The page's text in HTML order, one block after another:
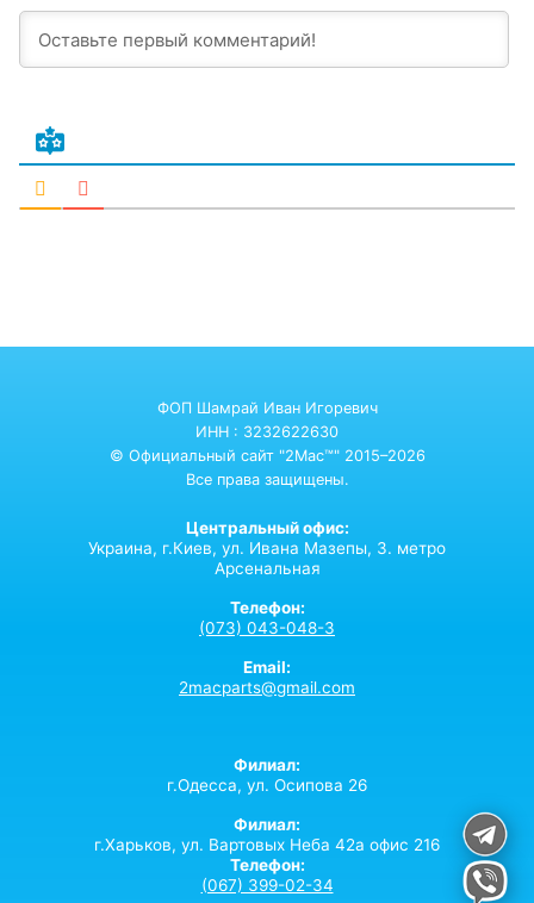
ФОП Шамрай Иван Игоревич
ИНН : 3232622630
© Официальный сайт "2Mac™" 2015–2026
Все права защищены.
Центральный офис:
Украина, г.Киев, ул. Ивана Мазепы, 3. метро
Арсенальная
Телефон:
(073) 043-048-3
Email:
2macparts@gmail.com
Филиал:
г.Одесса, ул. Осипова 26
Филиал:
г.Харьков, ул. Вартовых Неба 42а офис 216
Телефон:
(067) 399-02-34